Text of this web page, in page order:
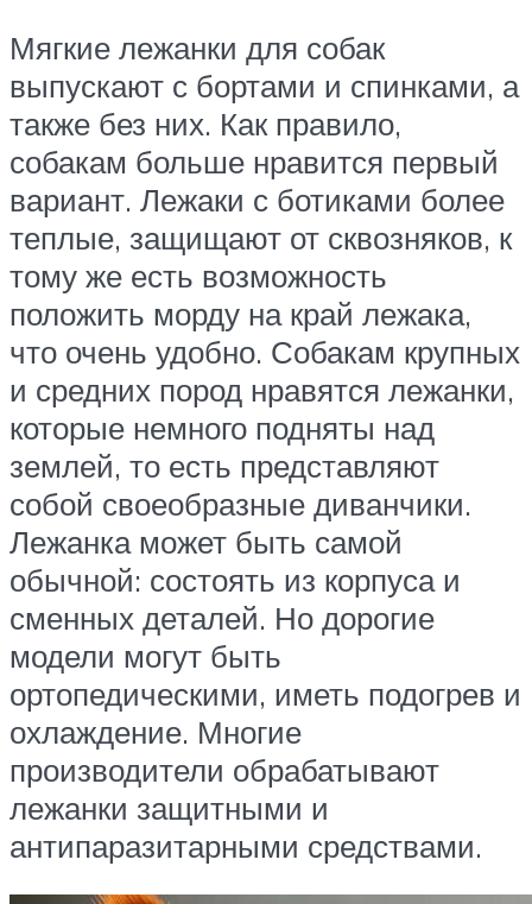
Мягкие лежанки для собак
выпускают с бортами и спинками, а
также без них. Как правило,
собакам больше нравится первый
вариант. Лежаки с ботиками более
теплые, защищают от сквозняков, к
тому же есть возможность
положить морду на край лежака,
что очень удобно. Собакам крупных
и средних пород нравятся лежанки,
которые немного подняты над
землей, то есть представляют
собой своеобразные диванчики.
Лежанка может быть самой
обычной: состоять из корпуса и
сменных деталей. Но дорогие
модели могут быть
ортопедическими, иметь подогрев и
охлаждение. Многие
производители обрабатывают
лежанки защитными и
антипаразитарными средствами.